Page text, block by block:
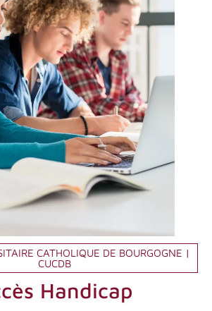
CATHOLIQUE DE BOURGOGNE |
CUCDB
Handicap